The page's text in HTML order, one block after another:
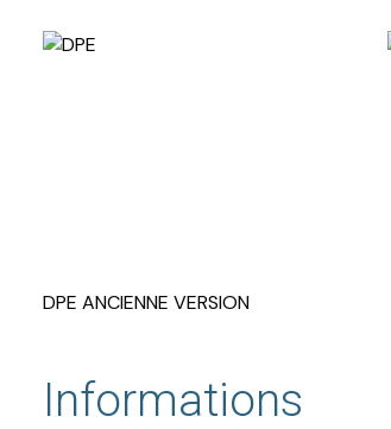
DPE ANCIENNE VERSION
Informations